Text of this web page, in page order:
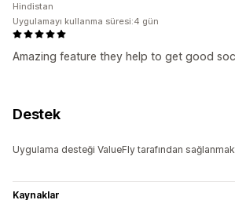
Amazing feature they help to get good
Hindistan
Uygulamayı kullanma süresi:4 gün
Destek
Uygulama desteği ValueFly tarafından
Kaynaklar